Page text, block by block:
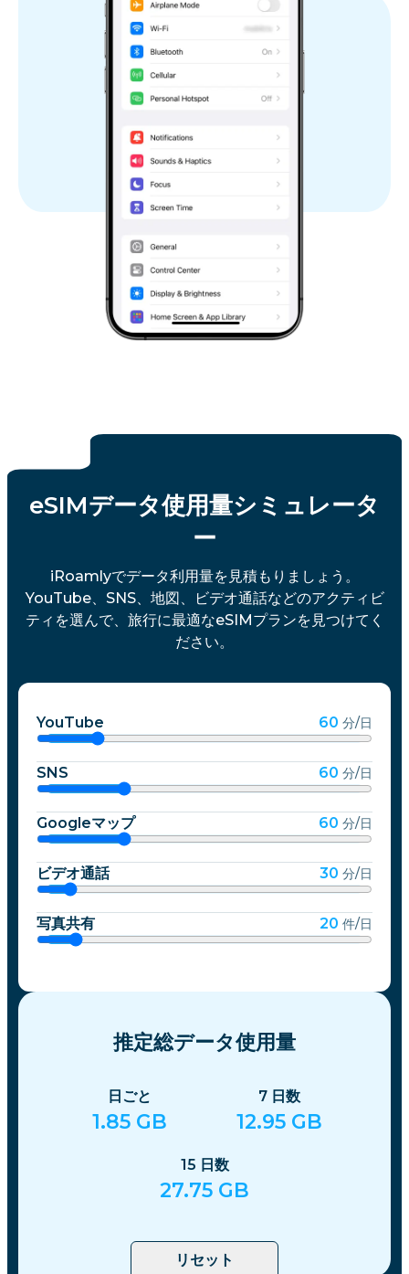
eSIMデータ使用量シミュレータ
ー
iRoamlyでデータ利用量を見積もりましょう。
YouTube、SNS、地図、ビデオ通話などのアクティビ
ティを選んで、旅行に最適なeSIMプランを見つけてく
ださい。
YouTube 60 分/日
SNS 60 分/日
Googleマップ 60 分/日
ビデオ通話 30 分/日
写真共有 20 件/日
推定総データ使用量
日ごと
1.85 GB
7 日数
12.95 GB
15 日数
27.75 GB
リセット